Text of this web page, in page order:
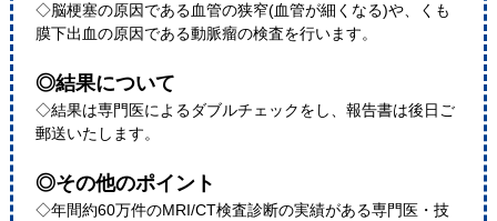
◇脳梗塞の原因である血管の狭窄(血管が細くなる)や、くも
膜下出血の原因である動脈瘤の検査を行います。
◎結果について
◇結果は専門医によるダブルチェックをし、報告書は後日ご
郵送いたします。
◎その他のポイント
◇年間約60万件のMRI/CT検査診断の実績がある専門医・技